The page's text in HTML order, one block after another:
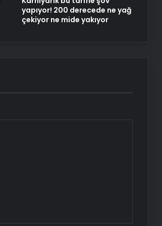
Osmaniye’de Eşi Tarafından
yapıyor! 200 derecede ne yağ
çekiyor ne mide yakıyor